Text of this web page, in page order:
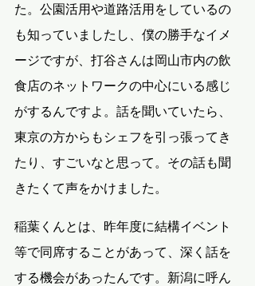
た。公園活用や道路活用をしているの
も知っていましたし、僕の勝手なイメ
ージですが、打谷さんは岡山市内の飲
食店のネットワークの中心にいる感じ
がするんですよ。話を聞いていたら、
東京の方からもシェフを引っ張ってき
たり、すごいなと思って。その話も聞
きたくて声をかけました。
稲葉くんとは、昨年度に結構イベント
等で同席することがあって、深く話を
する機会があったんです。新潟に呼ん